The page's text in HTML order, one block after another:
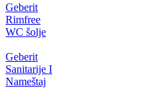
Geberit
Rimfree
WC šolje
Geberit
Sanitarije I
Nameštaj